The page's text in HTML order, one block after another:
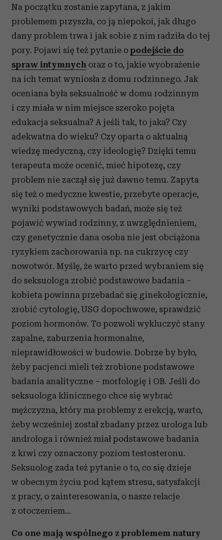
Na początku zostanie zapytana, z jakim
problemem przyszła, co ją niepokoi, jak długo
dany problem trwa i jak sobie z nim radziła do tej
pory. Pojawi się też pytanie o podejście do
spraw intymnych oraz o to, jakie wyobrażenie
na ich temat wyniosła z domu rodzinnego. Jak
oceniana była seksualność w domu rodzinnym
i czy miała w nim miejsce szeroko pojęta
edukacja seksualna? A jeśli tak, to jaka? Czy
adekwatna do wieku? Czy oparta o aktualną
wiedzę medyczną, czy ideologię? Dzięki temu
terapeuta może ocenić, mieć hipotezę, czy
problem nie zaczął się już dawno temu. Zapyta
się też o medyczne kwestie, przebyte operacje,
wyniki podstawowych badań, może się też
pojawić wywiad rodzinny, z uwzględnieniem,
czy genetycznie dana osoba nie jest obciążona
ryzykiem zachorowania np. na cukrzycę czy
nowotwór. Myślę, że warto przed wybraniem się
do seksuologa zrobić podstawowe badania –
kobieta powinna przebadać się ginekologicznie,
zrobić cytologię, USG dopochwowe, sprawdzić
poziom hormonów. To pozwoli wykluczyć stany
zapalne, zaburzenia hormonalne,
nieprawidłowości w budowie. Dobrze by było,
żeby pacjenci mieli też zrobione podstawowe
badania analityczne – morfologię i OB. Jeśli do
seksuologa klinicznego chce się wybrać
mężczyzna, który ma problemy z erekcją, warto,
żeby wcześniej został zbadany przez urologa lub
androloga i również miał podstawowe badania
z krwi czy oznaczony poziom testosteronu.
Seksuolog zada też pytanie o to, co się dzieje
w obecnym życiu pod kątem stresu, satysfakcji
z pracy, o zainteresowania, o nasze relacje
z otoczeniem…
Co one mają wspólnego z problemem natury